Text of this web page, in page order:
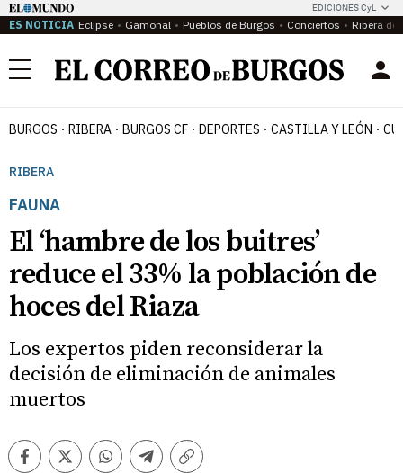
EDICIONES CyL
ES NOTICIA Eclipse Gamonal Pueblos de Burgos Conciertos Ribera del
Menú
BURGOS RIBERA BURGOS CF DEPORTES CASTILLA Y LEÓN
RIBERA
FAUNA
El ‘hambre de los buitres’
reduce el 33% la población de
hoces del Riaza
Los expertos piden reconsiderar la
decisión de eliminación de animales
muertos
FacebookTwitterWhatsappTelegramCopiar